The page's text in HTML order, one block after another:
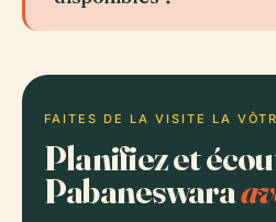
FAITES DE LA VISITE LA
Planifiez et
Pabaneswara